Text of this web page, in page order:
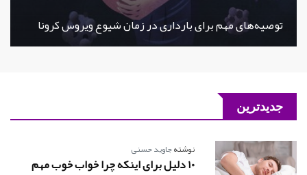
توصیه‌های مهم برای بارداری در زمان شیوع ویروس کرونا
جدیدترین
نوشتهجاوید حسنی
10 دلیل برای اینکه چرا خواب خوب مهم